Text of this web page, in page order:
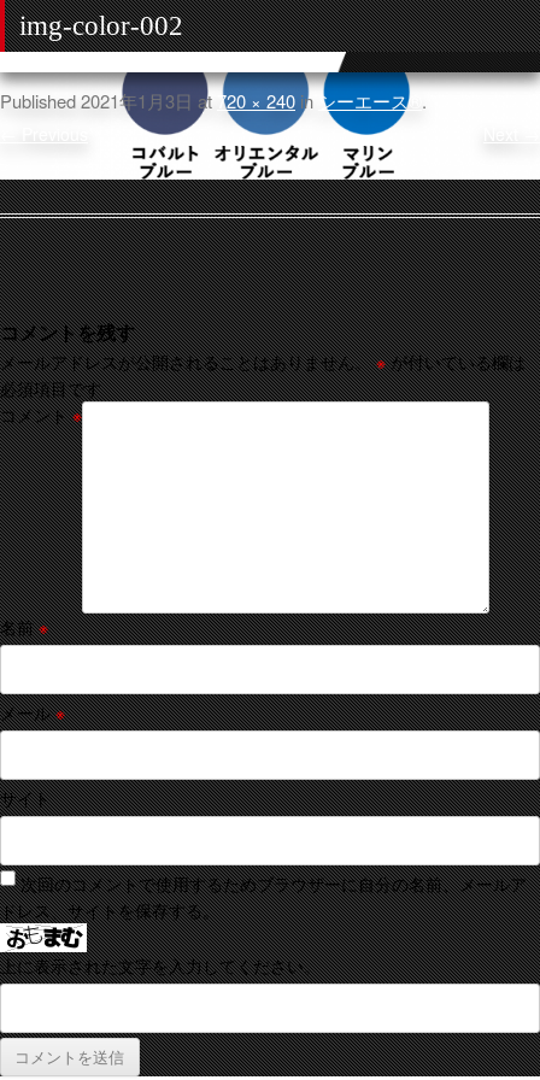
img-color-002
Published2021年1月3日 at 720 × 240 in シーエース® .
コメントを残す
メールアドレスが公開されることはありません。 ※が付いている欄は
必須項目です
コメント※
名前※
メール※
サイト
次回のコメントで使用するためブラウザーに自分の名前、メールア
ドレス、サイトを保存する。
上に表示された文字を入力してください。